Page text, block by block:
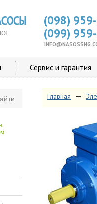
(098)
(099)
Сервис и гарантия
Главная